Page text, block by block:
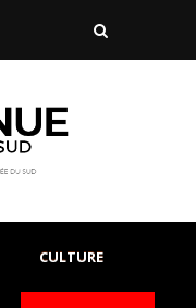
CULTURE